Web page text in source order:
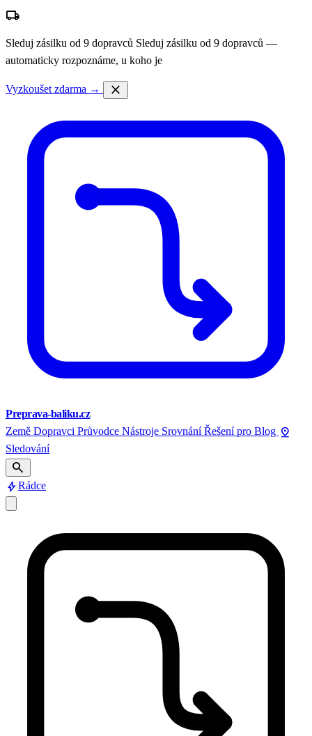
local_shipping
Sleduj zásilku od 9 dopravců Sleduj zásilku od 9 dopravců —
automaticky rozpoznáme, u koho je
Vyzkoušet zdarma → close
Preprava-baliku.cz
Země Dopravci Průvodce Nástroje Srovnání Řešení pro Blog pin_drop
Sledování
search
boltRádce